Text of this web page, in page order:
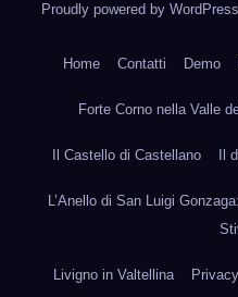
Proudly powered by WordPress
Home Contatti Demo
Forte Corno nella Valle
Il Castello di Castellano Il
L’Anello di San Luigi
Livigno in Valtellina Privacy